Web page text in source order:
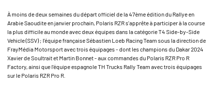
À moins de deux semaines du départ officiel de la 47ème édition du Rallye en
Arabie Saoudite en janvier prochain, Polaris RZR s'apprête à participer à la course
la plus difficile au monde avec deux équipes dans la catégorie T4 Side-by-Side
Vehicle (SSV) ; l'équipe française Sébastien Loeb Racing Team sous la direction de
FrayMédia Motorsport avec trois équipages - dont les champions du Dakar 2024
Xavier de Soultrait et Martin Bonnet - aux commandes du Polaris RZR Pro R
Factory, ainsi que l'équipe espagnole TH Trucks Rally Team avec trois équipages
sur le Polaris RZR Pro R.